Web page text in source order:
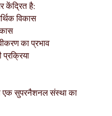
केंद्रित है:
विकास
का प्रभाव
प्रक्रिया
एक सुपरनैशनल संस्था का